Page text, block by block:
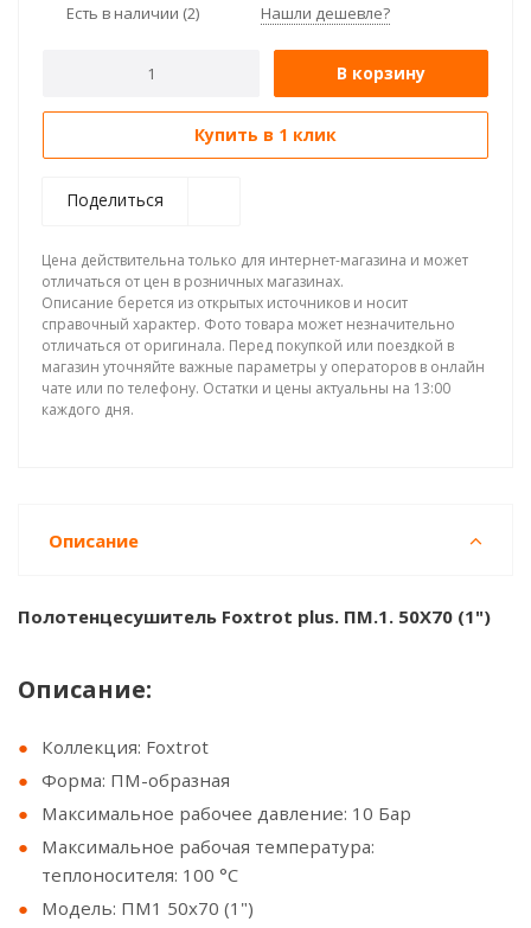
Есть в наличии (2) Нашли дешевле?
В корзину
Купить в 1 клик
Поделиться
Цена действительна только для интернет-магазина и может
отличаться от цен в розничных магазинах.
Описание берется из открытых источников и носит
справочный характер. Фото товара может незначительно
отличаться от оригинала. Перед покупкой или поездкой в
магазин уточняйте важные параметры у операторов в онлайн
чате или по телефону. Остатки и цены актуальны на 13:00
каждого дня.
Описание
Полотенцесушитель Foxtrot plus. ПМ.1. 50Х70 (1")
Описание:
Коллекция: Foxtrot
Форма: ПM-образная
Максимальное рабочее давление: 10 Бар
Максимальное рабочая температура:
теплоносителя: 100 °С
Модель: ПМ1 50x70 (1")